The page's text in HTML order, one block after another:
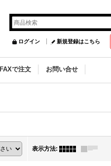
ログイン 新規登録はこちら
FAXで注文 お問い合せ
表示方法: